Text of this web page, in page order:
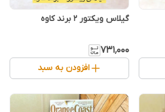
گیلاس ویکتور ۲ برند کاوه
۷۳۱٬۰۰۰
افزودن به سبد